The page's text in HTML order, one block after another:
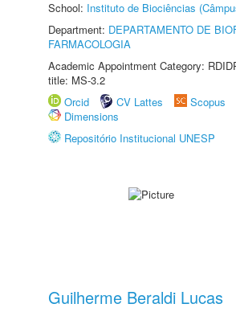
School: Instituto de Biociências
Department: DEPARTAMENTO DE
FARMACOLOGIA
Academic Appointment Category:
title: MS-3.2
Orcid
CV Lattes Scopus
Dimensions
Repositório Institucional UNESP
Guilherme Beraldi Lucas